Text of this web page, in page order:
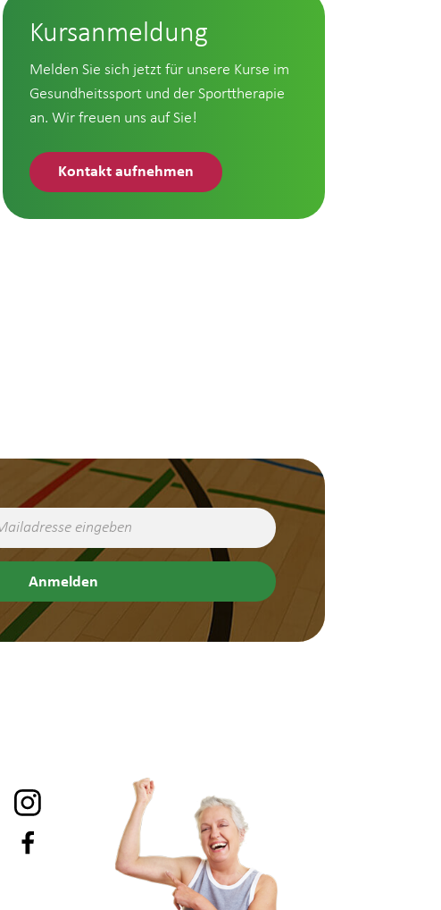
Kursanmeldung
Melden Sie sich jetzt für unsere Kurse im
Gesundheitssport und der Sporttherapie
an. Wir freuen uns auf Sie!
Kontakt aufnehmen